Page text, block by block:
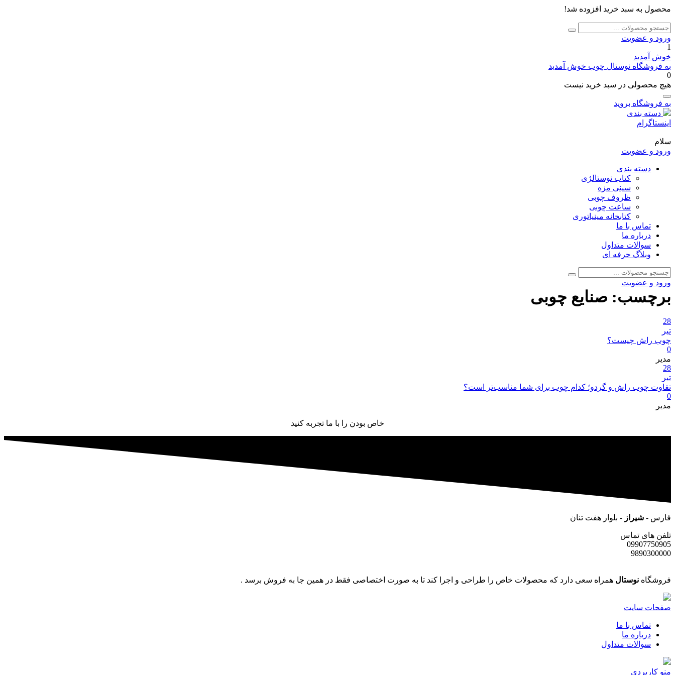
محصول به سبد خرید افزوده شد!
جستجو
برای:
جستجو
ورود و عضویت
1
خوش آمدید
به فروشگاه نوستال چوب خوش آمدید
0
هیچ محصولی در سبد خرید نیست
به فروشگاه بروید
دسته بندی
اینستاگرام
سلام
ورود و عضویت
دسته بندی
کتاب نوستالژی
سینی مزه
ظروف چوبی
ساعت چوبی
کتابخانه مینیاتوری
تماس با ما
درباره ما
سوالات متداول
وبلاگ حرفه ای
جستجو
برای:
جستجو
ورود و عضویت
برچسب: صنایع چوبی
28
تیر
چوب راش چیست؟
0
مدیر
28
تیر
تفاوت چوب راش و گردو؛ کدام چوب برای شما مناسب‌تر است؟
0
مدیر
خاص بودن را با ما تجربه کنید
فارس - شیراز - بلوار هفت تنان
تلفن های تماس
09907750905
9890300000
فروشگاه نوستال همراه سعی دارد که محصولات خاص را طراحی و اجرا کند تا به صورت اختصاصی فقط در همین جا به فروش برسد .
صفحات سایت
تماس با ما
درباره ما
سوالات متداول
منو کاربردی